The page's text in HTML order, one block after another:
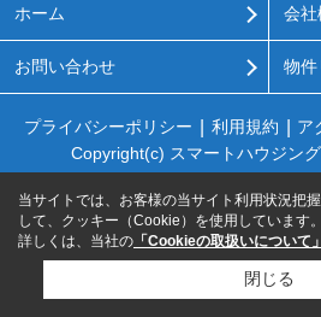
ホーム 会社
お問い合わせ 物件
プライバシーポリシー 利用規約 ア
Copyright(c) スマートハウジン
当サイトでは、お客様の当サイト利用状況把
して、クッキー（Cookie）を使用しています。
詳しくは、当社の 「Cookieの取扱いについて」
閉じる